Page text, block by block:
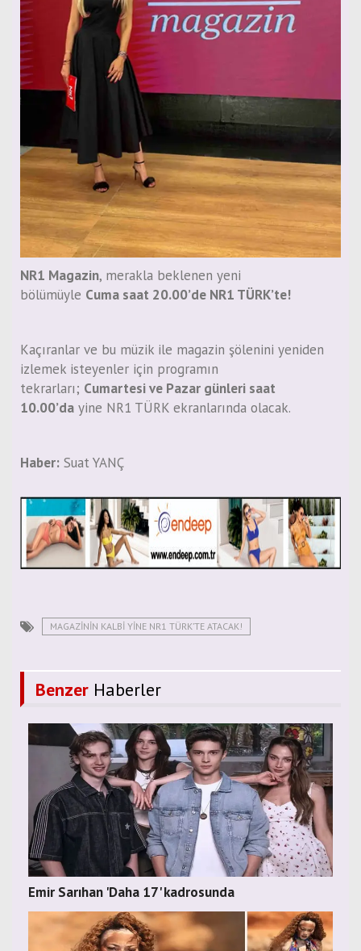
NR1 Magazin, merakla beklenen yeni
bölümüyle Cuma saat 20.00’de NR1 TÜRK’te!
Kaçıranlar ve bu müzik ile magazin şölenini yeniden
izlemek isteyenler için programın
tekrarları; Cumartesi ve Pazar günleri saat
10.00’da yine NR1 TÜRK ekranlarında olacak.
Haber: Suat YANÇ
MAGAZİNİN KALBİ YİNE NR1 TÜRK’TE ATACAK!
Benzer Haberler
Emir Sarıhan 'Daha 17' kadrosunda